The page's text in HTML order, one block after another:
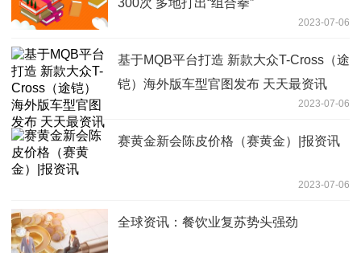
300次 多地打出“组合拳”
2023-07-06
基于MQB平台打造 新款大众T-Cross（途
铠）海外版车型官图发布 天天最资讯
2023-07-06
赛黄金新会陈皮价格（赛黄金）|报资讯
2023-07-06
全球资讯：餐饮业复苏势头强劲